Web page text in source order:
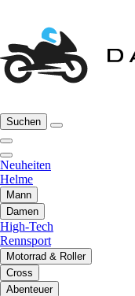
Suchen
Neuheiten
Helme
Mann
Damen
High-Tech
Rennsport
Motorrad & Roller
Cross
Abenteuer